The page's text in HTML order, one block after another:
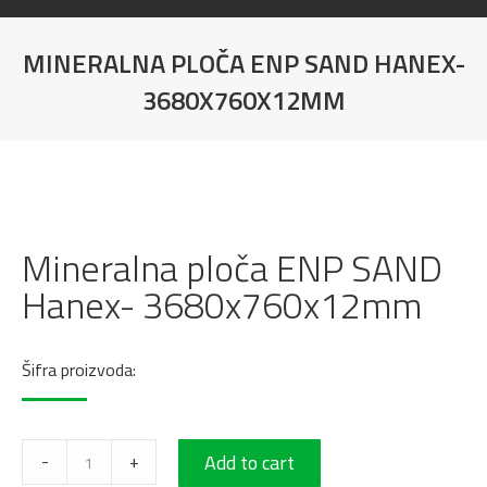
MINERALNA PLOČA ENP SAND HANEX-
3680X760X12MM
Mineralna ploča ENP SAND
Hanex- 3680x760x12mm
Šifra proizvoda:
Mineralna
- + Add to cart